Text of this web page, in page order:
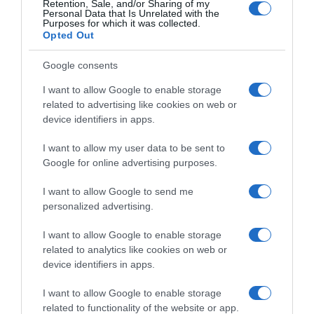
Retention, Sale, and/or Sharing of my
Personal Data that Is Unrelated with the
Purposes for which it was collected.
Opted Out
Google consents
I want to allow Google to enable storage
related to advertising like cookies on web or
device identifiers in apps.
I want to allow my user data to be sent to
Google for online advertising purposes.
I want to allow Google to send me
personalized advertising.
I want to allow Google to enable storage
related to analytics like cookies on web or
device identifiers in apps.
I want to allow Google to enable storage
related to functionality of the website or app.
težine.
Način života Sedentarni način života često dovodi do
povećanja tjelesne težine. Redovita tjelesna aktivnost, šetnje,
Kako održavati zdravu težinu?
povrćem, voćem, proteinima i zdravim mastima ključno je za
održavanje težine unutar preporučenih granica.
Redovita tjelovježba Kombinacija kardio vježbi (trčanje,
biciklizam, plivanje) i treninga snage pomaže u očuvanju
Održavanje hidratacije Pijenje dovoljno vode podržava
metabolizam i pomaže u kontroli apetita.
neravnoteže, povećanog apetita i debljanja. Stručnjaci
preporučuju 7-9 sati sna dnevno.